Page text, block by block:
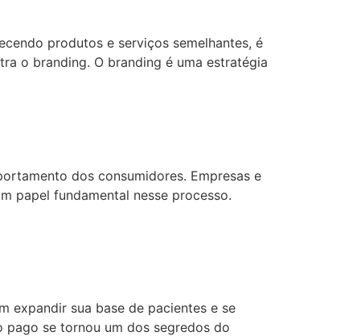
produtos e serviços semelhantes, é
o branding. O branding é uma estratégia
dos consumidores. Empresas e
papel fundamental nesse processo.
expandir sua base de pacientes e se
se tornou um dos segredos do